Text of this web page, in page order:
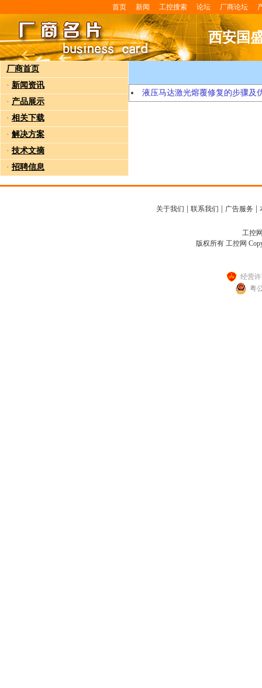
首页 新闻 工控搜索 论坛 厂商论坛
西安国
厂商首页
· 新闻资讯
· 产品展示
· 相关下载
· 解决方案
· 技术文摘
· 招聘信息
液压马达激光熔覆修复的步骤及
关于我们 联系我们 广告服务
工控
版权所有 工控网
经营
粤